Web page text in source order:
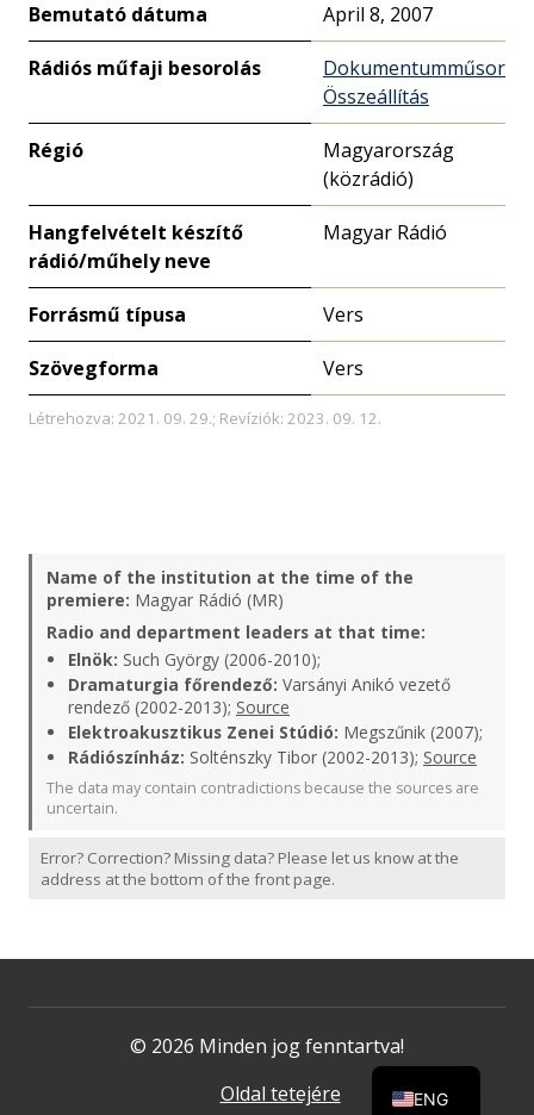
Bemutató dátuma April 8, 2007
Rádiós műfaji besorolás
Dokumentumműsor
Összeállítás
Régió
Magyarország
(közrádió)
Hangfelvételt készítő
rádió/műhely neve
Magyar Rádió
Forrásmű típusa Vers
Szövegforma Vers
Létrehozva: 2021. 09. 29.; Revíziók: 2023. 09. 12.
Name of the institution at the time of the
premiere: Magyar Rádió (MR)
Radio and department leaders at that time:
Elnök: Such György (2006-2010);
Dramaturgia főrendező: Varsányi Anikó vezető
rendező (2002-2013); Source
Elektroakusztikus Zenei Stúdió: Megszűnik (2007);
Rádiószínház: Solténszky Tibor (2002-2013); Source
The data may contain contradictions because the sources are
uncertain.
Error? Correction? Missing data? Please let us know at the
address at the bottom of the front page.
© 2026 Minden jog fenntartva!
Oldal tetejére
ENG